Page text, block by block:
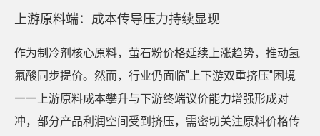
上游原料端：成本传导压力持续显现
作为制冷剂核心原料，萤石粉价格延续上涨趋势，推动氢
氟酸同步提价。然而，行业仍面临"上下游双重挤压"困境
——上游原料成本攀升与下游终端议价能力增强形成对
冲，部分产品利润空间受到挤压，需密切关注原料价格传